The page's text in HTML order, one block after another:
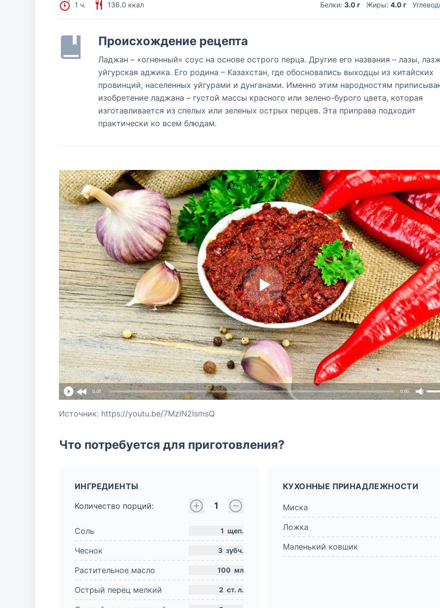
1 ч. 136.0 ккал Белки: 3.0 г Жиры: 4.0 г
Происхождение рецепта
Ладжан – «огненный» соус на основе острого перца. Другие его названия – лазы,
уйгурская аджика. Его родина – Казахстан, где обосновались выходцы из китайских
провинций, населенных уйгурами и дунганами. Именно этим народностям
изобретение ладжана – густой массы красного или зелено-бурого цвета, которая
изготавливается из спелых или зеленых острых перцев. Эта приправа подходит
практически ко всем блюдам.
0:00 0:00
Источник: https://youtu.be/7MzlN2IsmsQ
Что потребуется для приготовления?
ИНГРЕДИЕНТЫ
Количество порций:
1
Соль 1 щеп.
Чеснок 3 зубч.
Растительное масло 100 мл
Острый перец мелкий 2 ст. л.
КУХОННЫЕ ПРИНАДЛЕЖНОСТИ
Миска
Ложка
Маленький ковшик